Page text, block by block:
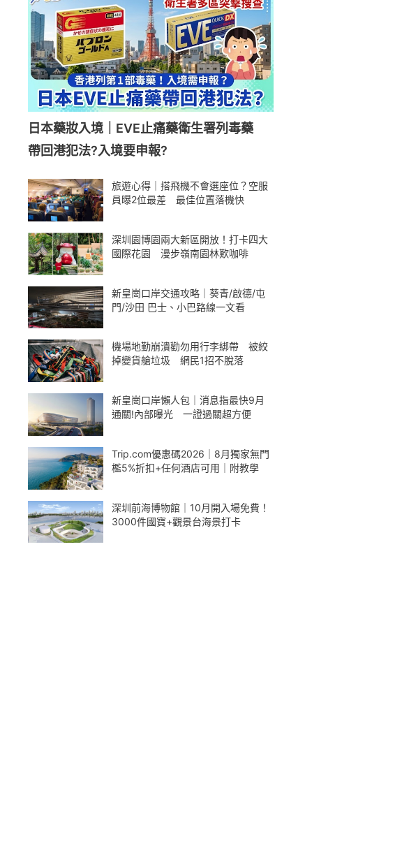
日本藥妝入境｜EVE止痛藥衛生署列毒藥
帶回港犯法?入境要申報?
旅遊心得｜搭飛機不會選座位？空服
員曝2位最差 最佳位置落機快
深圳園博園兩大新區開放！打卡四大
國際花園 漫步嶺南園林歎咖啡
新皇崗口岸交通攻略｜葵青/啟德/屯
門/沙田 巴士、小巴路線一文看
機場地勤崩潰勸勿用行李綁帶 被絞
掉變貨艙垃圾 網民1招不脫落
新皇崗口岸懶人包｜消息指最快9月
通關!內部曝光 一證過關超方便
Trip.com優惠碼2026｜8月獨家無門
檻5%折扣+任何酒店可用｜附教學
深圳前海博物館｜10月開入場免費！
3000件國寶+觀景台海景打卡